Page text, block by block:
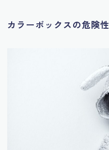
カラーボックスの危険性